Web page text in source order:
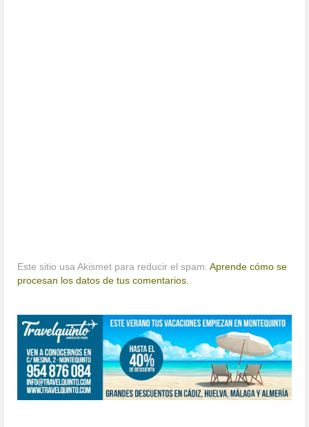
Este sitio usa Akismet para reducir el spam.Aprende cómo se
procesan los datos de tus comentarios.